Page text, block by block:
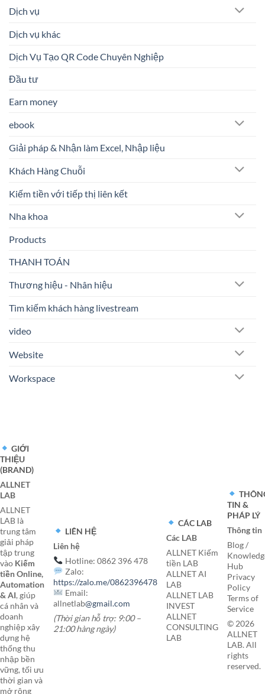
Dịch vụ
Dịch vụ khác
Dịch Vụ Tạo QR Code Chuyên Nghiệp
Đầu tư
Earn money
ebook
Giải pháp & Nhận làm Excel, Nhập liệu
Khách Hàng Chuỗi
Kiếm tiền với tiếp thị liên kết
Nha khoa
Products
THANH TOÁN
Thương hiệu - Nhân hiệu
Tìm kiếm khách hàng livestream
video
Website
Workspace
GIỚI
THIỆU
(BRAND)
ALLNET
LAB
ALLNET
LAB là
trung tâm
giải pháp
tập trung
vào Kiếm
tiền Online,
Automation
& AI, giúp
cá nhân và
doanh
nghiệp xây
dựng hệ
thống thu
nhập bền
vững, tối ưu
thời gian và
mở rộng
LIÊN HỆ
Liên hệ
Hotline: 0862 396 478
Zalo:
https://zalo.me/0862396478
Email:
allnetlab@gmail.com
(Thời gian hỗ trợ: 9:00 –
21:00 hàng ngày)
CÁC LAB
Các LAB
ALLNET Kiếm
tiền LAB
ALLNET AI
LAB
ALLNET LAB
INVEST
ALLNET
CONSULTING
LAB
TIN &
PHÁP LÝ
Thông tin
Blog /
Hub
Privacy
Policy
Terms of
Service
© 2026
ALLNET
LAB. All
rights
reserved.